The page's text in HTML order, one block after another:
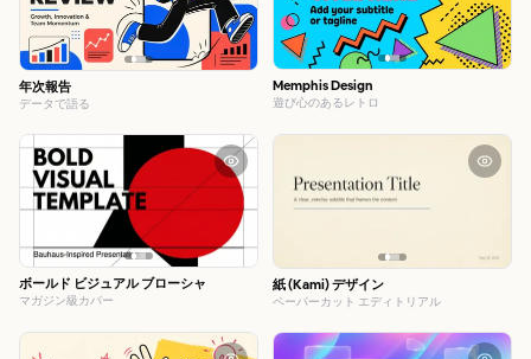
年次報告
データで語る
Memphis Design
遊び心のあるレトロ
ボールド ビジュアル ブローシャ
マガジン級カバー
紙 (Kami) デザイン
ペーパーカット エディトリアル